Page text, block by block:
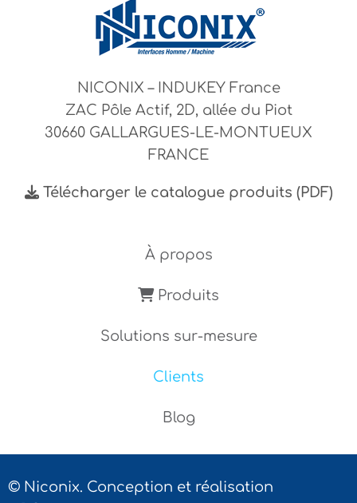
NICONIX – INDUKEY France
ZAC Pôle Actif, 2D, allée du Piot
30660 GALLARGUES-LE-MONTUEUX
FRANCE
Télécharger le catalogue produits (PDF)
À propos
Produits
Solutions sur-mesure
Clients
Blog
© Niconix. Conception et réalisation